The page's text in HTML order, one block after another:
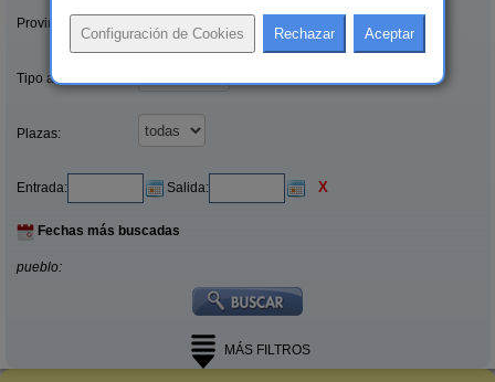
Provincias/Islas:
Tipo alquiler:
Plazas:
Entrada: Salida: X
Fechas más buscadas
pueblo:
MÁS FILTROS